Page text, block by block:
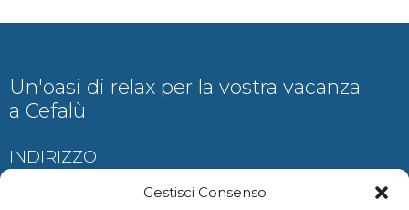
Gestisci Consenso
Un'oasi di relax per la vostra vacanza
a Cefalù
INDIRIZZO
Contrada Ogliastrillo, Cefalù